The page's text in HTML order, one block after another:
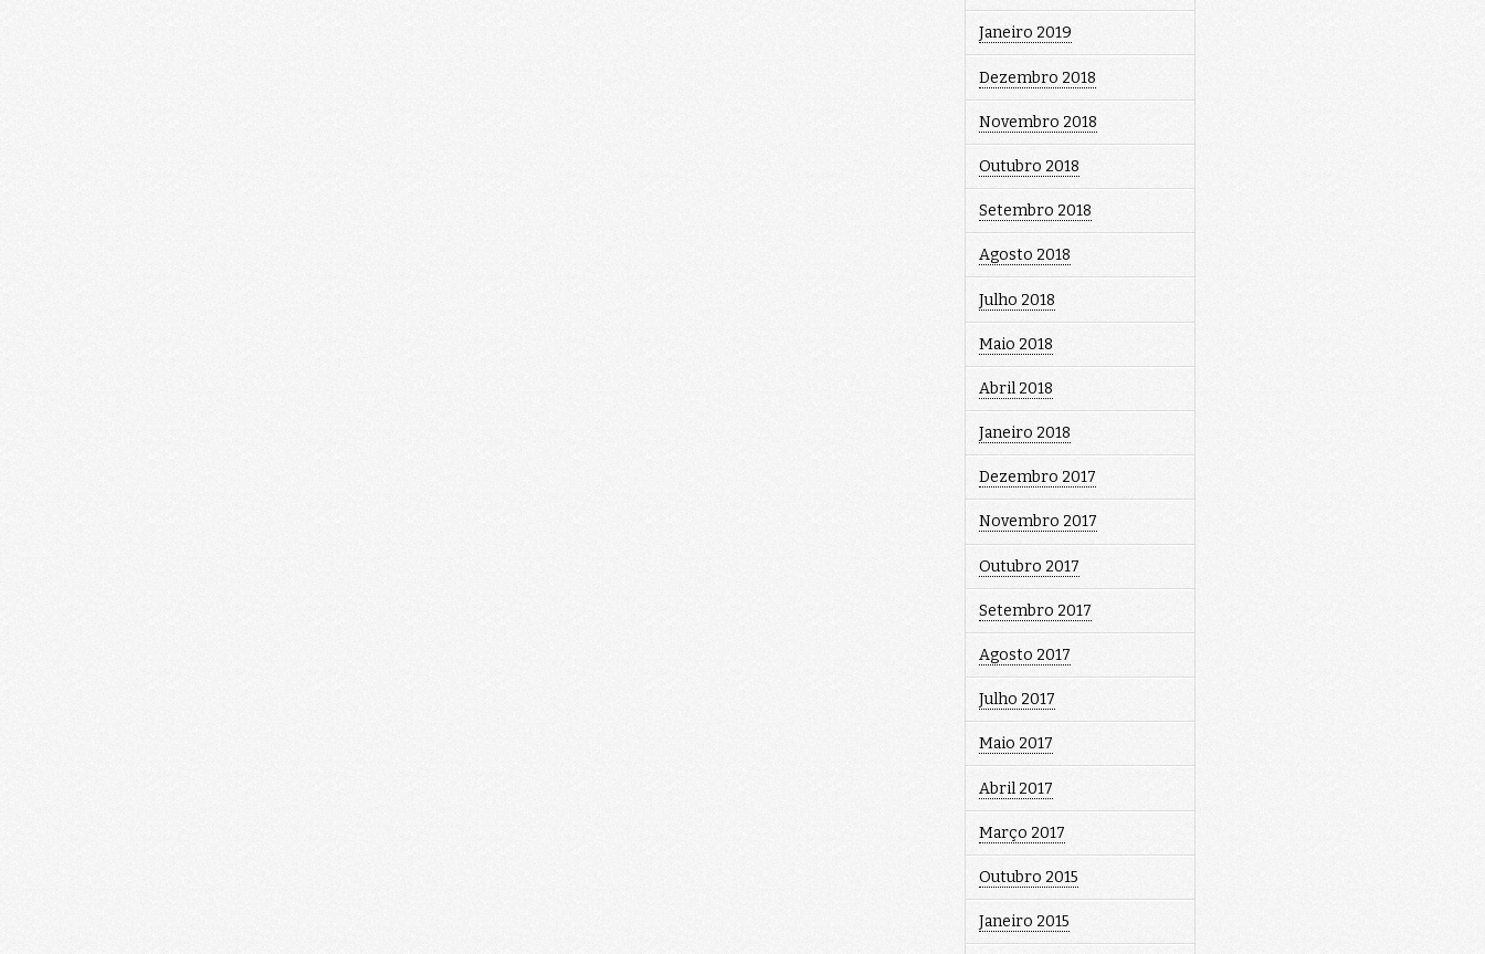
Janeiro 2019
Dezembro 2018
Novembro 2018
Outubro 2018
Setembro 2018
Agosto 2018
Julho 2018
Maio 2018
Abril 2018
Janeiro 2018
Dezembro 2017
Novembro 2017
Outubro 2017
Setembro 2017
Agosto 2017
Julho 2017
Maio 2017
Abril 2017
Março 2017
Outubro 2015
Janeiro 2015